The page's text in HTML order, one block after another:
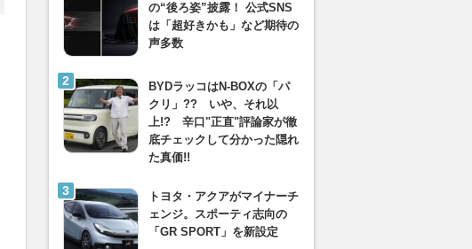
の“後ろ姿”披露！ 公式SNS
は「超好きかも」など期待の
声多数
BYDラッコはN-BOXの「パ
クリ」?? いや、それ以
上!? 辛口"正直"評論家が徹
底チェックして分かった隠れ
た真価!!
トヨタ・アクアがマイナーチ
ェンジ。スポーティ志向の
「GR SPORT」を新設定